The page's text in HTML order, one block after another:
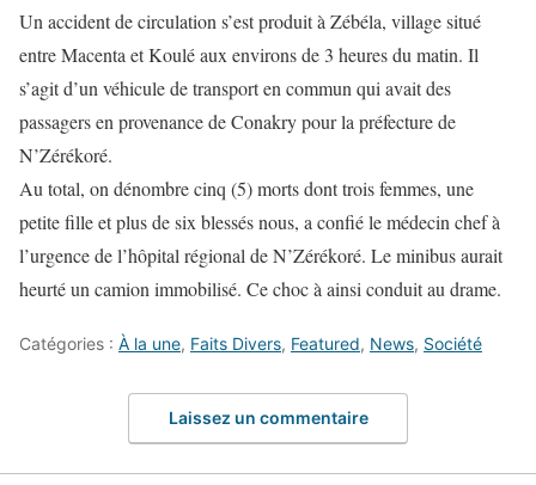
Un accident de circulation s’est produit à Zébéla, village situé
entre Macenta et Koulé aux environs de 3 heures du matin. Il
s’agit d’un véhicule de transport en commun qui avait des
passagers en provenance de Conakry pour la préfecture de
N’Zérékoré.
Au total, on dénombre cinq (5) morts dont trois femmes, une
petite fille et plus de six blessés nous, a confié le médecin chef à
l’urgence de l’hôpital régional de N’Zérékoré. Le minibus aurait
heurté un camion immobilisé. Ce choc à ainsi conduit au drame.
Catégories : À la une, Faits Divers, Featured, News, Société
Laissez un commentaire